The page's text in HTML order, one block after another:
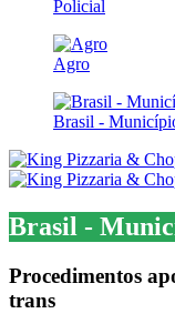
Policial
Agro
Brasil -
Brasil -
Procedimentos
trans